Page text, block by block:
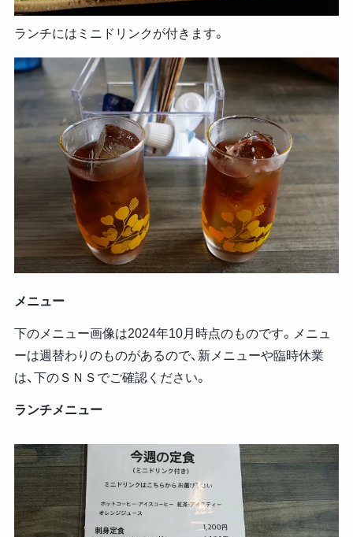
ランチにはミニドリンクが付きます。
メニュー
下のメニュー画像は2024年10月時点のものです。メニュ
ーは週替わりのものがあるので、新メニューや臨時休業
は、下のＳＮＳでご確認ください。
ランチメニュー